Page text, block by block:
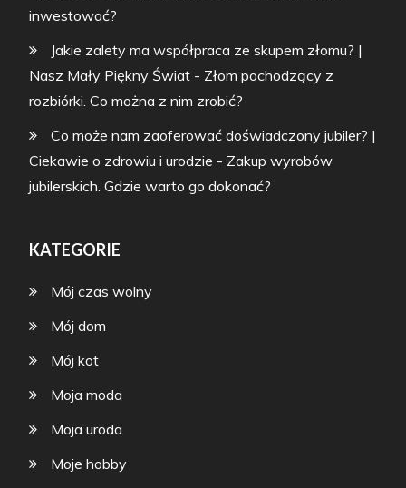
inwestować?
Jakie zalety ma współpraca ze skupem złomu? |
Nasz Mały Piękny Świat - Złom pochodzący z
rozbiórki. Co można z nim zrobić?
Co może nam zaoferować doświadczony jubiler? |
Ciekawie o zdrowiu i urodzie - Zakup wyrobów
jubilerskich. Gdzie warto go dokonać?
KATEGORIE
Mój czas wolny
Mój dom
Mój kot
Moja moda
Moja uroda
Moje hobby